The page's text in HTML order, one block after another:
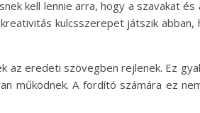
kell lennie arra, hogy a szavakat
kulcsszerepet játszik abban,
az eredeti szövegben rejlenek. Ez
működnek. A fordító számára ez